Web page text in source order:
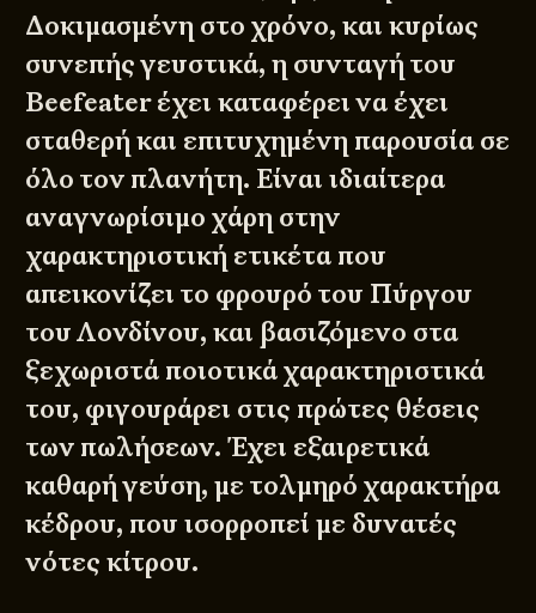
Δοκιμασμένη στο χρόνο, και κυρίως
συνεπής γευστικά, η συνταγή του
Beefeater έχει καταφέρει να έχει
σταθερή και επιτυχημένη παρουσία σε
όλο τον πλανήτη. Είναι ιδιαίτερα
αναγνωρίσιμο χάρη στην
χαρακτηριστική ετικέτα που
απεικονίζει το φρουρό του Πύργου
του Λονδίνου, και βασιζόμενο στα
ξεχωριστά ποιοτικά χαρακτηριστικά
του, φιγουράρει στις πρώτες θέσεις
των πωλήσεων. Έχει εξαιρετικά
καθαρή γεύση, με τολμηρό χαρακτήρα
κέδρου, που ισορροπεί με δυνατές
νότες κίτρου.